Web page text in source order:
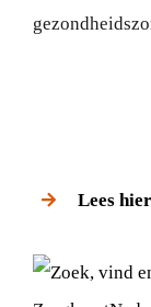
Lees